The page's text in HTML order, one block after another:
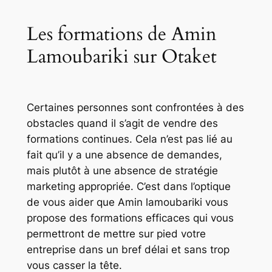
Les formations de Amin
Lamoubariki sur Otaket
Certaines personnes sont confrontées à des
obstacles quand il s’agit de vendre des
formations continues. Cela n’est pas lié au
fait qu’il y a une absence de demandes,
mais plutôt à une absence de stratégie
marketing appropriée. C’est dans l’optique
de vous aider que Amin lamoubariki vous
propose des formations efficaces qui vous
permettront de mettre sur pied votre
entreprise dans un bref délai et sans trop
vous casser la tête.